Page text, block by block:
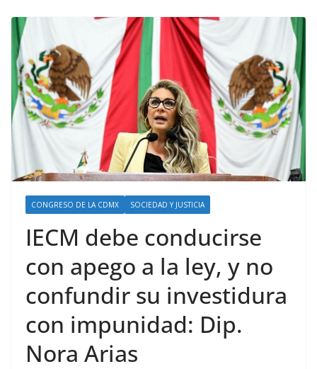
CONGRESO DE LA CDMX SOCIEDAD Y JUSTICIA
IECM debe conducirse
con apego a la ley, y no
confundir su investidura
con impunidad: Dip.
Nora Arias